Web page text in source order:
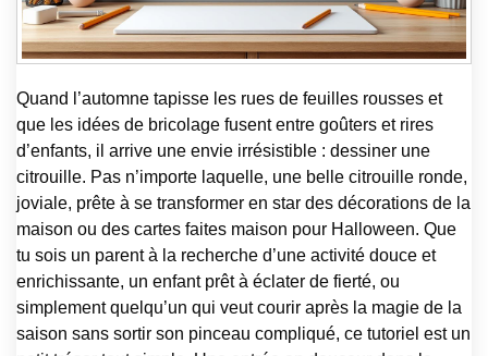
Quand l’automne tapisse les rues de feuilles rousses et
que les idées de bricolage fusent entre goûters et rires
d’enfants, il arrive une envie irrésistible : dessiner une
citrouille. Pas n’importe laquelle, une belle citrouille ronde,
joviale, prête à se transformer en star des décorations de la
maison ou des cartes faites maison pour Halloween. Que
tu sois un parent à la recherche d’une activité douce et
enrichissante, un enfant prêt à éclater de fierté, ou
simplement quelqu’un qui veut courir après la magie de la
saison sans sortir son pinceau compliqué, ce tutoriel est un